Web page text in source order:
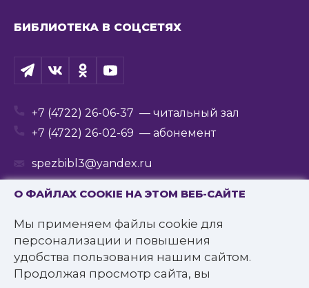
О ФАЙЛАХ COOKIE НА ЭТОМ ВЕБ-САЙТЕ
Мы применяем файлы cookie для
персонализации и повышения
удобства пользования нашим сайтом.
Продолжая просмотр сайта, вы
БИБЛИОТЕКА В СОЦСЕТЯХ
+7 (4722) 26-06-37 — читальный зал
+7 (4722) 26-02-69 — абонемент
spezbibl3@yandex.ru
© 2016—2022 Государственное бюджетное
учреждение культуры
«Белгородская государственная специальная